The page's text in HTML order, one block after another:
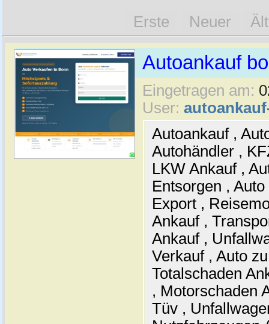
Erste Neuer
Autoankauf
Eingetragen am:
User:
Autoankauf ,
Autohändler ,
LKW Ankauf ,
Entsorgen ,
Export ,
Ankauf ,
Ankauf ,
Verkauf , Auto
Totalschaden
, Motorschaden
Tüv ,